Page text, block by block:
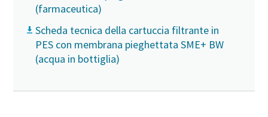
(farmaceutica)
Scheda tecnica della cartuccia filtrante in
PES con membrana pieghettata SME+ BW
(acqua in bottiglia)